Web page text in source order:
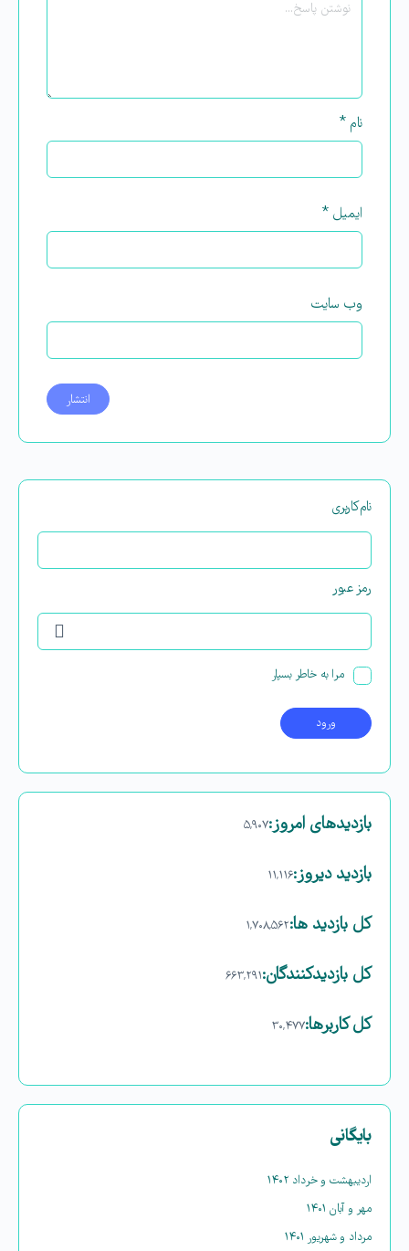
نام *
ایمیل *
وب‌ سایت
نام‌کاربری
رمز عبور
مرا به خاطر بسپار
بازدیدهای امروز:۵,۹۰۷
بازدید دیروز:۱۱,۱۱۶
کل بازدید ها:۱,۷۰۸,۵۶۲
کل بازدیدکنند‌گان:۶۶۳,۲۹۱
کل کاربرها:۳۰,۴۷۷
بایگانی
اردیبهشت و خرداد ۱۴۰۲
مهر و آبان ۱۴۰۱
مرداد و شهریور ۱۴۰۱